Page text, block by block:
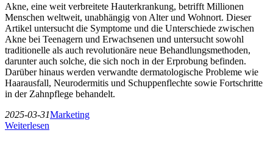
Akne, eine weit verbreitete Hauterkrankung, betrifft Millionen
Menschen weltweit, unabhängig von Alter und Wohnort. Dieser
Artikel untersucht die Symptome und die Unterschiede zwischen
Akne bei Teenagern und Erwachsenen und untersucht sowohl
traditionelle als auch revolutionäre neue Behandlungsmethoden,
darunter auch solche, die sich noch in der Erprobung befinden.
Darüber hinaus werden verwandte dermatologische Probleme wie
Haarausfall, Neurodermitis und Schuppenflechte sowie Fortschritte
in der Zahnpflege behandelt.
2025-03-31Marketing
Weiterlesen